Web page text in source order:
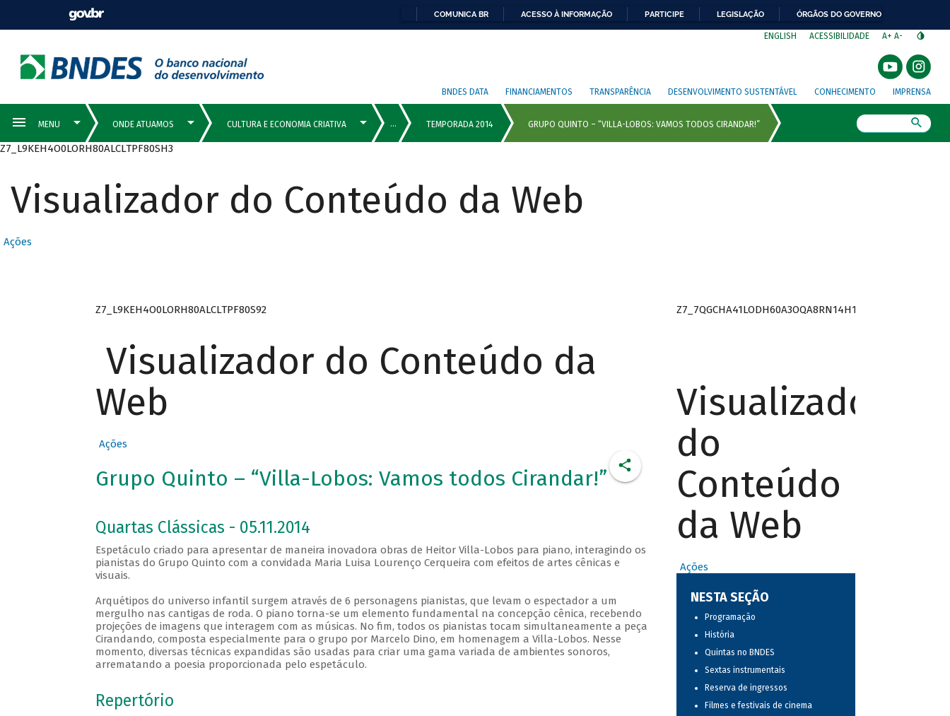
COMUNICA BR ACESSO À INFORMAÇÃO PARTICIPE LEGISLAÇÃO ÓRGÃOS DO GOVERNO
ENGLISH ACESSIBILIDADE A+ A-
BNDES DATA FINANCIAMENTOS TRANSPARÊNCIA DESENVOLVIMENTO SUSTENTÁVEL CONHECIMENTO IMPRENSA
Z7_L9KEH4O0LORH80ALCLTPF80SH3
Visualizador do Conteúdo da Web
Ações
Z7_L9KEH4O0LORH80ALCLTPF80S92
Visualizador do Conteúdo da
Web
Ações
Grupo Quinto – “Villa-Lobos: Vamos todos Cirandar!”
Quartas Clássicas - 05.11.2014
Espetáculo criado para apresentar de maneira inovadora obras de Heitor Villa-Lobos para piano, interagindo os
pianistas do Grupo Quinto com a convidada Maria Luisa Lourenço Cerqueira com efeitos de artes cênicas e
visuais.
Arquétipos do universo infantil surgem através de 6 personagens pianistas, que levam o espectador a um
mergulho nas cantigas de roda. O piano torna-se um elemento fundamental na concepção cênica, recebendo
projeções de imagens que interagem com as músicas. No fim, todos os pianistas tocam simultaneamente a peça
Cirandando, composta especialmente para o grupo por Marcelo Dino, em homenagem a Villa-Lobos. Nesse
momento, diversas técnicas expandidas são usadas para criar uma gama variada de ambientes sonoros,
arrematando a poesia proporcionada pelo espetáculo.
Repertório
Z7_7QGCHA41LODH60A3OQA8RN14H1
Visualizador
do
Conteúdo
da Web
Ações
NESTA SEÇÃO
Programação
História
Quintas no BNDES
Sextas instrumentais
Reserva de ingressos
Filmes e festivais de cinema